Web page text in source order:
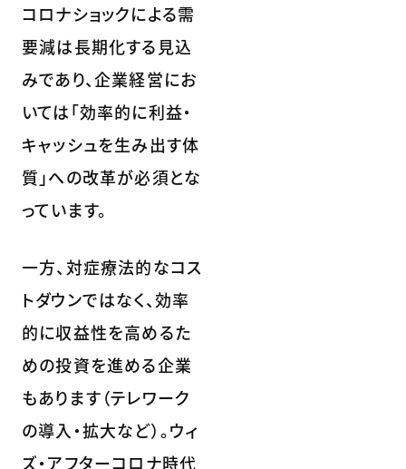
コロナショックによる需
要減は長期化する見込
みであり、企業経営にお
いては「効率的に利益・
キャッシュを生み出す体
質」への改革が必須とな
っています。
一方、対症療法的なコス
トダウンではなく、効率
的に収益性を高めるた
めの投資を進める企業
もあります（テレワーク
の導入・拡大など）。ウィ
ズ・アフターコロナ時代